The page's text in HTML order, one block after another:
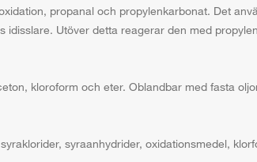
propanal och propylenkarbonat. Det
idisslare. Utöver detta reagerar den med
kloroform och eter. Oblandbar med fasta
syraanhydrider, oxidationsmedel,